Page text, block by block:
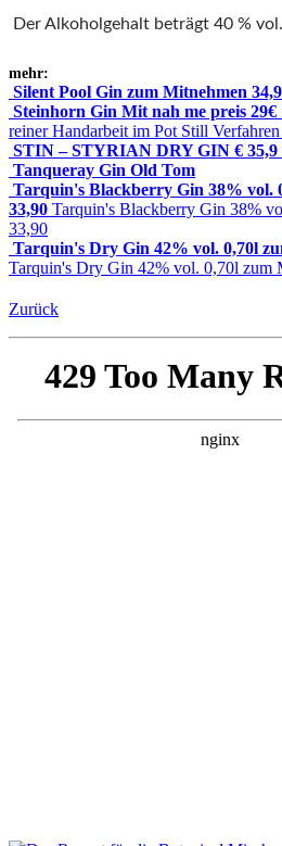
Der Alkoholgehalt beträgt 40 % vol.
mehr:
Silent Pool Gin zum Mitnehmen
Steinhorn Gin Mit ­nah ­me ­preis 29€
reiner Handarbeit im Pot Still Verfahren
STIN – STYRIAN DRY GIN € 35,9
Tanqueray Gin Old Tom
Tarquin's Blackberry Gin 38% vol.
33,90 Tarquin's Blackberry Gin 38%
33,90
Tarquin's Dry Gin 42% vol. 0,70l
Tarquin's Dry Gin 42% vol. 0,70l zum
Zurück